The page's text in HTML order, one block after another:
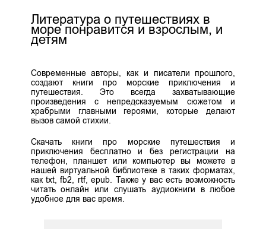
Литература о путешествиях в
море понравится и взрослым, и
детям
Современные авторы, как и писатели прошлого,
создают книги про морские приключения и
путешествия. Это всегда захватывающие
произведения с непредсказуемым сюжетом и
храбрыми главными героями, которые делают
вызов самой стихии.
Скачать книги про морские путешествия и
приключения бесплатно и без регистрации на
телефон, планшет или компьютер вы можете в
нашей виртуальной библиотеке в таких форматах,
как txt, fb2, rtf, epub. Также у вас есть возможность
читать онлайн или слушать аудиокниги в любое
удобное для вас время.